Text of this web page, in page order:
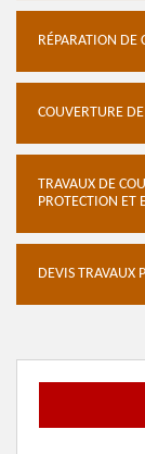
RÉPARATION DE
COUVERTURE
TRAVAUX DE
PROTECTION ET
DEVIS TRAVAUX